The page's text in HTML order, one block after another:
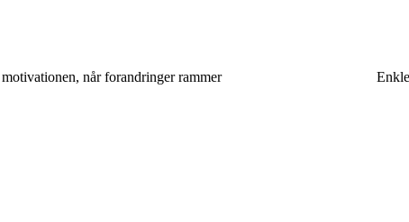
når forandringer rammer